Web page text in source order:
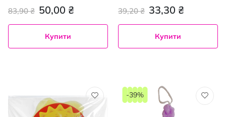
50,00 ₴
83,90 ₴
Купити
33,30 ₴
39,20 ₴
Купити
-39%